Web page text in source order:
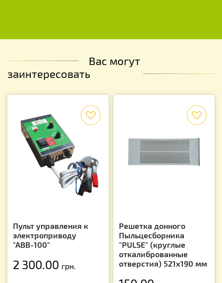
Вас могут
заинтересовать
Пульт управления к
электроприводу
"АВВ-100"
2 300.00 грн.
Решетка донного
Пыльцесборника
"PULSE" (круглые
откалиброванные
отверстия) 521х190 мм